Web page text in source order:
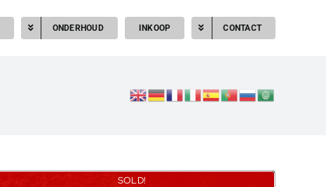
ONDERHOUD INKOOP CONTACT
SOLD!